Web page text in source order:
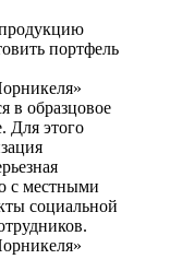
портфель
в образцовое
Для этого
с местными
социальной